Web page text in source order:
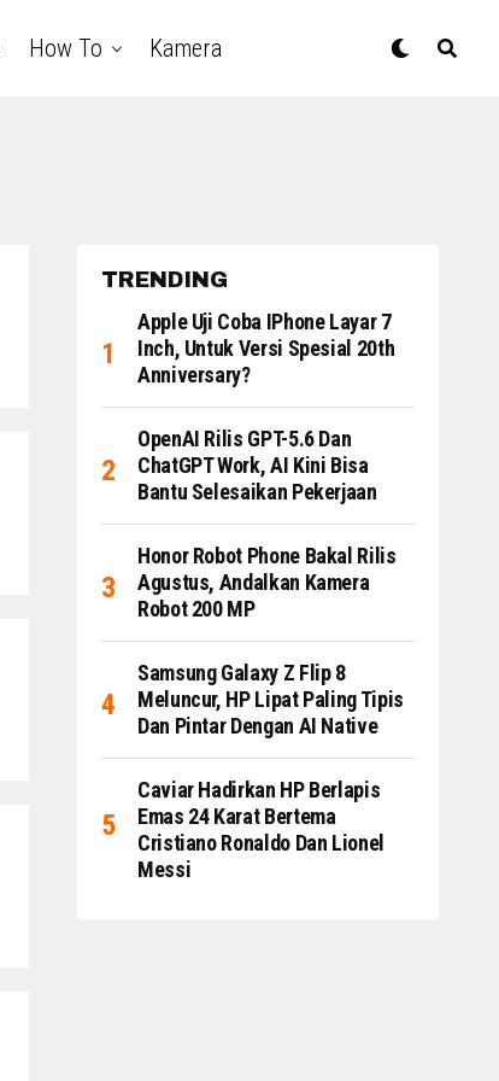
How To Kamera
TRENDING
Apple Uji Coba IPhone Layar 7
Inch, Untuk Versi Spesial 20th
Anniversary?
OpenAI Rilis GPT-5.6 Dan
ChatGPT Work, AI Kini Bisa
Bantu Selesaikan Pekerjaan
Honor Robot Phone Bakal Rilis
Agustus, Andalkan Kamera
Robot 200 MP
Samsung Galaxy Z Flip 8
Meluncur, HP Lipat Paling Tipis
Dan Pintar Dengan AI Native
Caviar Hadirkan HP Berlapis
Emas 24 Karat Bertema
Cristiano Ronaldo Dan Lionel
Messi